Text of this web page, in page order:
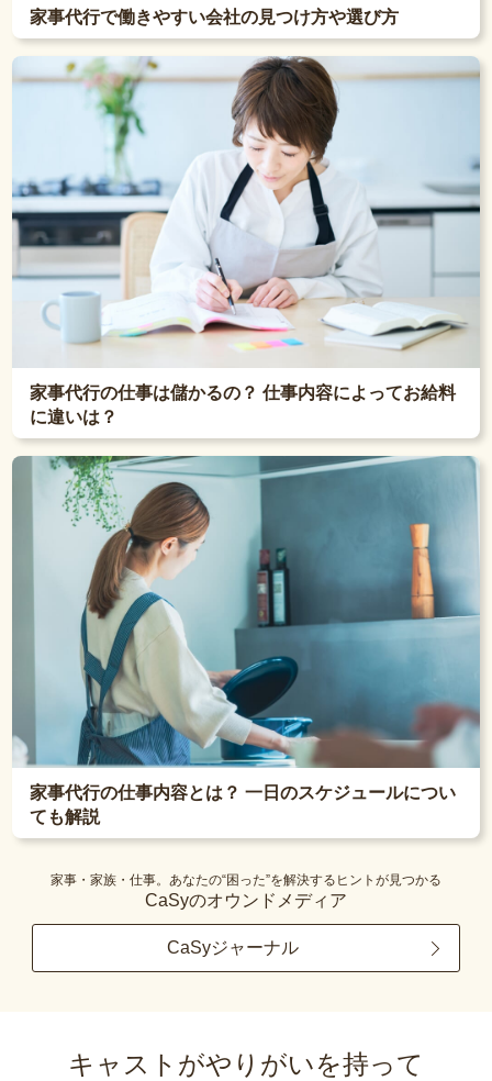
家事代行で働きやすい会社の見つけ方や選び方
家事代行の仕事は儲かるの？ 仕事内容によってお給料
に違いは？
家事代行の仕事内容とは？ 一日のスケジュールについ
ても解説
家事・家族・仕事。あなたの“困った”を解決するヒントが見つかる
CaSyのオウンドメディア
CaSyジャーナル
キャストがやりがいを持って